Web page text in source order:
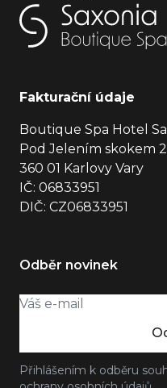
Fakturační údaje
Boutique Spa Hotel
Pod Jelením skokem
360 01 Karlovy Vary
IČ: 06833951
DIČ: CZ06833951
Odběr novinek
Přihlášením k odběru